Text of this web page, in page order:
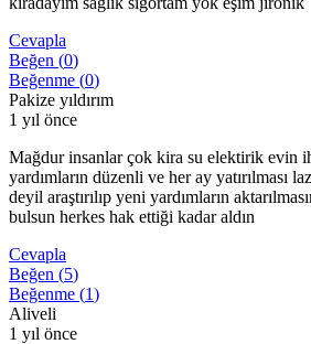
Cevapla
Beğen (0)
Beğenme (0)
Pakize yıldırım
1 yıl önce
Mağdur insanlar çok kira su elektirik evin
yardımların düzenli ve her ay yatırılması
deyil araştırılıp yeni yardımların
bulsun herkes hak ettiği kadar aldın
Cevapla
Beğen (5)
Beğenme (1)
Aliveli
1 yıl önce